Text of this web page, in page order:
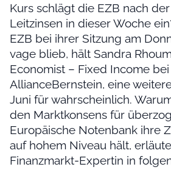
Kurs schlägt die EZB nach
Leitzinsen in dieser Woche
EZB bei ihrer Sitzung am
vage blieb, hält Sandra
Economist – Fixed Income bei
AllianceBernstein, eine
Juni für wahrscheinlich.
den Marktkonsens für
Europäische Notenbank ihre
auf hohem Niveau hält,
Finanzmarkt-Expertin in